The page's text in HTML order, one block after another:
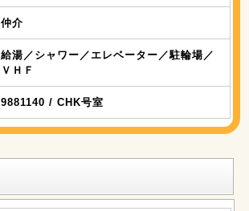
仲介
給湯／シャワー／エレベーター／駐輪場／
ＶＨＦ
9881140 / CHK号室